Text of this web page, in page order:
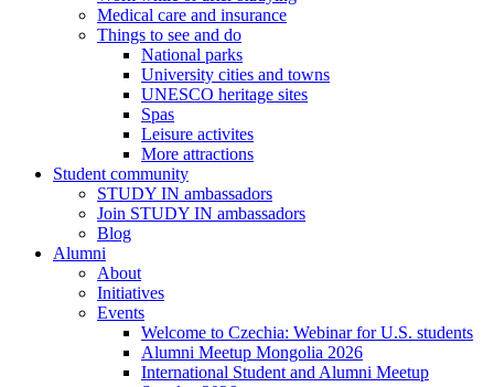
Medical care and insurance
Things to see and do
National parks
University cities and towns
UNESCO heritage sites
Spas
Leisure activites
More attractions
Student community
STUDY IN ambassadors
Join STUDY IN ambassadors
Blog
Alumni
About
Initiatives
Events
Welcome to Czechia: Webinar for U.S. students
Alumni Meetup Mongolia 2026
International Student and Alumni Meetup